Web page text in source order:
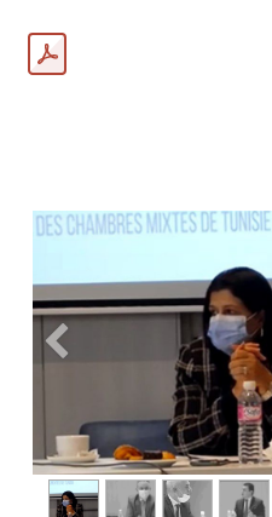
Précédent